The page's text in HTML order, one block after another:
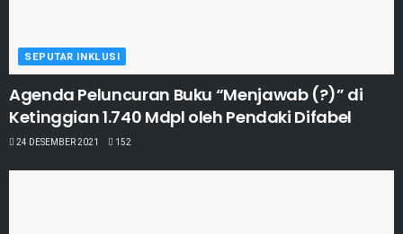
SEPUTAR INKLUSI
Agenda Peluncuran Buku “Menjawab (?)” di
Ketinggian 1.740 Mdpl oleh Pendaki Difabel
24 DESEMBER 2021 152